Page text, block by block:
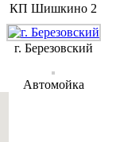
КП Шишкино 2
г. Березовский
Автомойка